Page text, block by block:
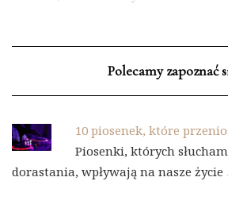
Polecamy zapoznać
10 piosenek, które
Piosenki, których
dorastania, wpływają na nasze